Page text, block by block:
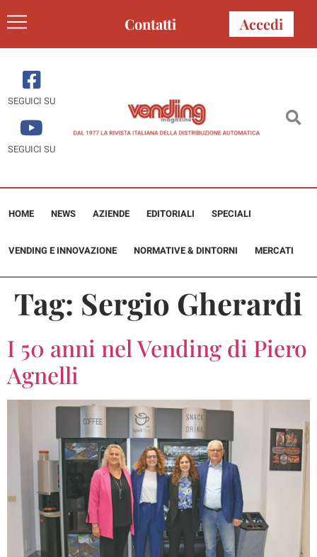
Contatti Accedi
SEGUICI SU
SEGUICI SU
HOME NEWS AZIENDE EDITORIALI SPECIALI
VENDING E INNOVAZIONE NORMATIVE & DINTORNI MERCATI
Tag: Sergio Gherardi
I 50 anni nel Vending di Piero
Agnelli